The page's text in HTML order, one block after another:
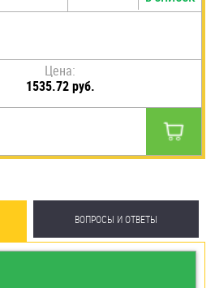
Цена:
1535.72 руб.
ВОПРОСЫ И ОТВЕТЫ